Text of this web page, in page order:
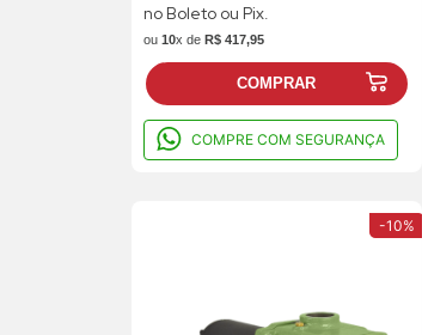
no Boleto ou Pix.
ou 10x de R$ 417,95
COMPRAR
COMPRE COM SEGURANÇA
-10%